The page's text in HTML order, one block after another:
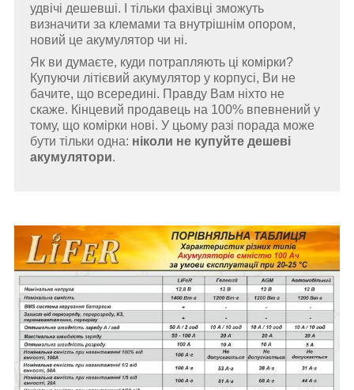
удвічі дешевші. І тільки фахівці зможуть
визначити за клемами та внутрішнім опором,
новий це акумулятор чи ні.
Як ви думаєте, куди потрапляють ці комірки?
Купуючи літієвий акумулятор у корпусі, Ви не
бачите, що всередині. Правду Вам ніхто не
скаже. Кінцевий продавець на 100% впевнений у
тому, що комірки нові. У цьому разі порада може
бути тільки одна: ніколи не купуйте дешеві
акумулятори.